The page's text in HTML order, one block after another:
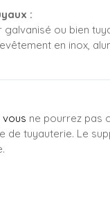
:
ou bien
en inox,
vous ne pourrez pas
tuyauterie. Le